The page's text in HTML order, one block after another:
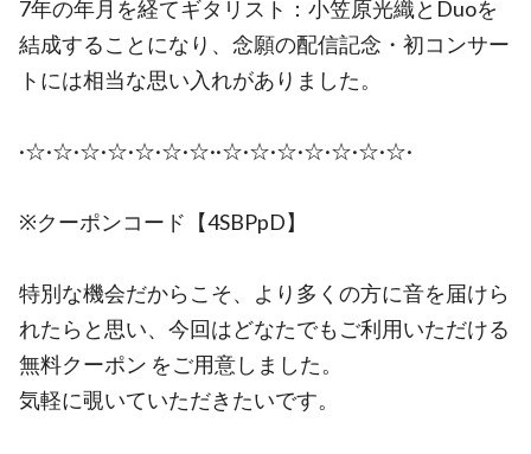
7年の年月を経てギタリスト：小笠原光織とDuoを
結成することになり、念願の配信記念・初コンサー
トには相当な思い入れがありました。
·☆·☆·☆·☆·☆·☆·☆··☆·☆·☆·☆·☆·☆·☆·
※クーポンコード【4SBPpD】
特別な機会だからこそ、より多くの方に音を届けら
れたらと思い、今回はどなたでもご利用いただける
無料クーポン をご用意しました。
気軽に覗いていただきたいです。